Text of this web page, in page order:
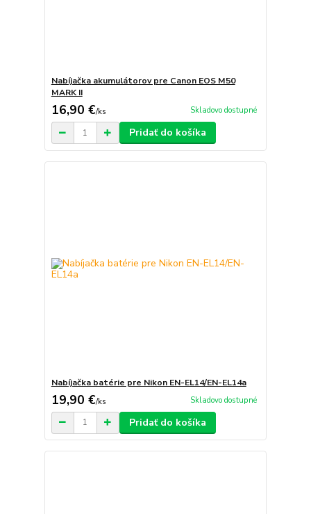
Nabíjačka akumulátorov pre Canon EOS M50
MARK II
16,90 €/ks Skladovo dostupné
Pridať do košíka
Nabíjačka batérie pre Nikon EN-EL14/EN-EL14a
19,90 €/ks Skladovo dostupné
Pridať do košíka